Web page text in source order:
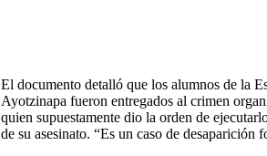
El documento detalló que los alumnos de la
Ayotzinapa fueron entregados al crimen
quien supuestamente dio la orden de
de su asesinato. “Es un caso de desaparición